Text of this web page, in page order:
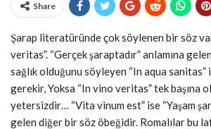
Share
Şarap literatüründe çok söylenen bir söz
veritas”. “Gerçek şaraptadır” anlamına
sağlık olduğunu söyleyen “In aqua sanitas”
gerekir, Yoksa “In vino veritas” tek başına
yetersizdir… “Vita vinum est” ise “Yaşam
gelen diğer bir söz öbeğidir. Romalılar bu